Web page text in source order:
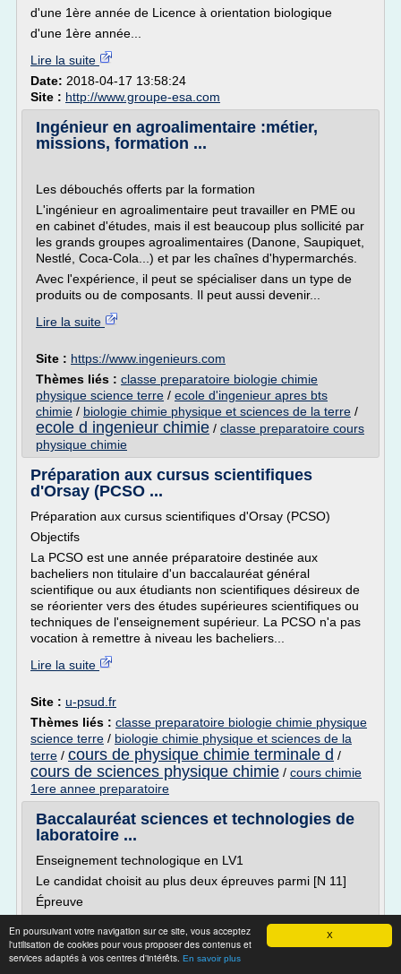
X
En poursuivant votre navigation sur ce site, vous acceptez
l'utilisation de cookies pour vous proposer des contenus et
services adaptés à vos centres d'intérêts. En savoir plus
d'une 1ère année de Licence à orientation biologique
d'une 1ère année...
Lire la suite
Date: 2018-04-17 13:58:24
Site : http://www.groupe-esa.com
Ingénieur en agroalimentaire :métier,
missions, formation ...
Les débouchés offerts par la formation
L'ingénieur en agroalimentaire peut travailler en PME ou
en cabinet d'études, mais il est beaucoup plus sollicité par
les grands groupes agroalimentaires (Danone, Saupiquet,
Nestlé, Coca-Cola...) et par les chaînes d'hypermarchés.
Avec l'expérience, il peut se spécialiser dans un type de
produits ou de composants. Il peut aussi devenir...
Lire la suite
Site : https://www.ingenieurs.com
Thèmes liés : classe preparatoire biologie chimie
physique science terre / ecole d'ingenieur apres bts
chimie / biologie chimie physique et sciences de la terre /
ecole d ingenieur chimie / classe preparatoire cours
physique chimie
Préparation aux cursus scientifiques
d'Orsay (PCSO ...
Préparation aux cursus scientifiques d'Orsay (PCSO)
Objectifs
La PCSO est une année préparatoire destinée aux
bacheliers non titulaire d'un baccalauréat général
scientifique ou aux étudiants non scientifiques désireux de
se réorienter vers des études supérieures scientifiques ou
techniques de l'enseignement supérieur. La PCSO n'a pas
vocation à remettre à niveau les bacheliers...
Lire la suite
Site : u-psud.fr
Thèmes liés : classe preparatoire biologie chimie physique
science terre / biologie chimie physique et sciences de la
terre / cours de physique chimie terminale d /
cours de sciences physique chimie / cours chimie
1ere annee preparatoire
Baccalauréat sciences et technologies de
laboratoire ...
Enseignement technologique en LV1
Le candidat choisit au plus deux épreuves parmi [N 11]
Épreuve
Langue vivante 2 (étrangère ou régionale) [N 5]
(obligatoire à partir de la session 2017)
orale